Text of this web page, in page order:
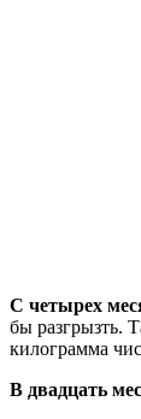
С четырех
бы разгрызть.
килограмма
В двадцать